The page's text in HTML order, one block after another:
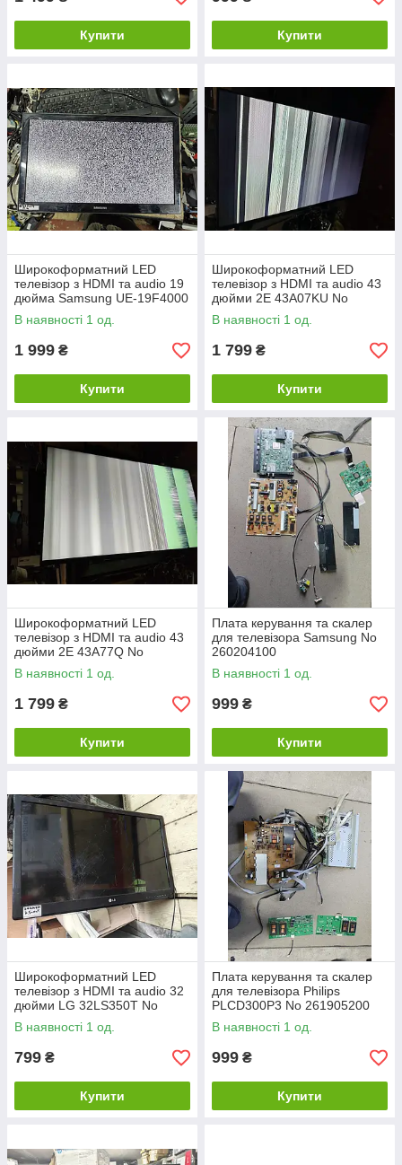
Купити Купити
Широкоформатний LED
телевізор з HDMI та audio 19
дюйма Samsung UE-19F4000
No 25300914
В наявності 1 од.
1 999 ₴
Купити
Широкоформатний LED
телевізор з HDMI та audio 43
дюйми 2E 43A07KU No
26090103
В наявності 1 од.
1 799 ₴
Купити
Широкоформатний LED
телевізор з HDMI та audio 43
дюйми 2E 43A77Q No
26090104
В наявності 1 од.
1 799 ₴
Купити
Плата керування та скалер
для телевізора Samsung No
260204100
В наявності 1 од.
999 ₴
Купити
Широкоформатний LED
телевізор з HDMI та audio 32
дюйми LG 32LS350T No
26090471
В наявності 1 од.
799 ₴
Купити
Плата керування та скалер
для телевізора Philips
PLCD300P3 No 261905200
В наявності 1 од.
999 ₴
Купити